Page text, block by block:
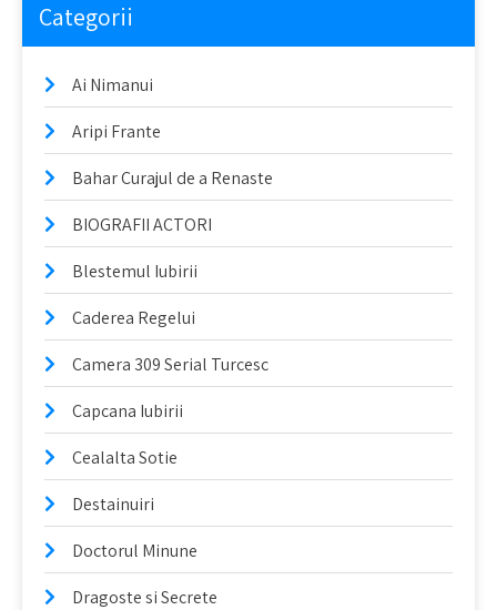
Categorii
Ai Nimanui
Aripi Frante
Bahar Curajul de a Renaste
BIOGRAFII ACTORI
Blestemul Iubirii
Caderea Regelui
Camera 309 Serial Turcesc
Capcana Iubirii
Cealalta Sotie
Destainuiri
Doctorul Minune
Dragoste si Secrete